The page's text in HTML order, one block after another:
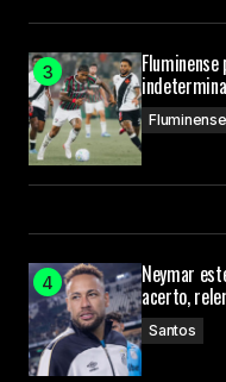
Fluminense
Neymar
acerto,
Santos